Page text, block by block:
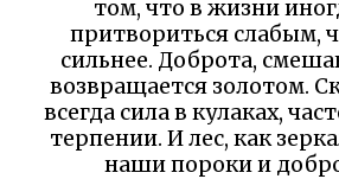
том, что в жизни
притвориться слабым,
сильнее. Доброта,
возвращается золотом.
всегда сила в кулаках,
терпении. И лес, как
наши пороки и